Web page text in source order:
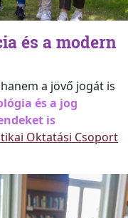
és a modern
a jövő jogát is
és a jog
is
Oktatási Csoport